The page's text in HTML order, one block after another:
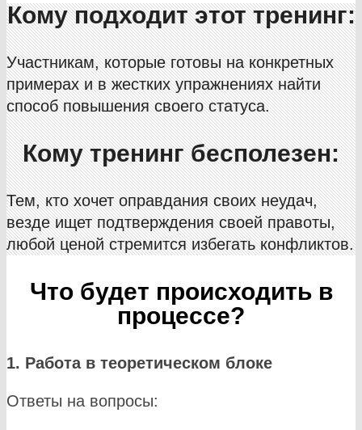
Кому подходит этот тренинг:
Участникам, которые готовы на конкретных
примерах и в жестких упражнениях найти
способ повышения своего статуса.
Кому тренинг бесполезен:
Тем, кто хочет оправдания своих неудач,
везде ищет подтверждения своей правоты,
любой ценой стремится избегать конфликтов.
Что будет происходить в
процессе?
1. Работа в теоретическом блоке
Ответы на вопросы: